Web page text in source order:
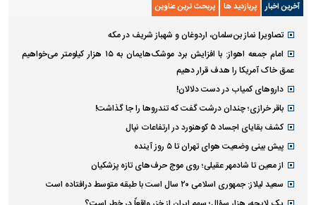
آخرین اخبار پربازدید ها پربحث ترین عناوین
تصاویر| نماز بن‌سلمان، اردوغان و شهباز شریف در مکه
امام‌ جمعه اهواز: با افزایش برد موشک‌هایمان به ۱۵ هزار کیلومتر می‌خواهیم
عمق خاک آمریکا را هدف قرار دهیم
داروهای کمیاب در دست دلالان!
باقر خرازی؛ چندان درشت گفت که تندروها را جا گذاشت!
کشف بقایای اجساد ۵ کوهنورد در ارتفاعات نپال
پیش بینی وضعیت هوای تهران تا ۵ روز آینده
از معین تا شادمهر عقیلی؛ روی موج حرف‌های تازه پزشکیان
سعید لیلاز: جمهوری اسلامی ۲۰ سال است با طبقه متوسط درافتاده است